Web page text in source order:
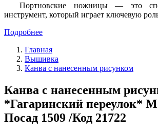
Портновские ножницы — это
инструмент, который играет ключевую
Подробнее
Главная
Вышивка
Канва с нанесенным рисунком
Канва с нанесенным
*Гагаринский переулок*
Посад 1509 /Код 21722